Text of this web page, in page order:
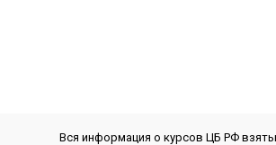
Вся информация о курсов ЦБ РФ